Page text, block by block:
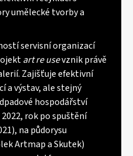
umělecké tvorby a
servisní organizací
art re usevznik právě
Zajišťuje efektivní
a výstav, ale stejný
hospodářství
rok po spuštění
na půdorysu
Artmap a Skutek)